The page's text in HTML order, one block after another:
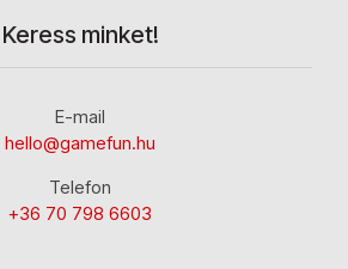
Keress minket!
E-mail
hello@gamefun.hu
Telefon
+36 70 798 6603